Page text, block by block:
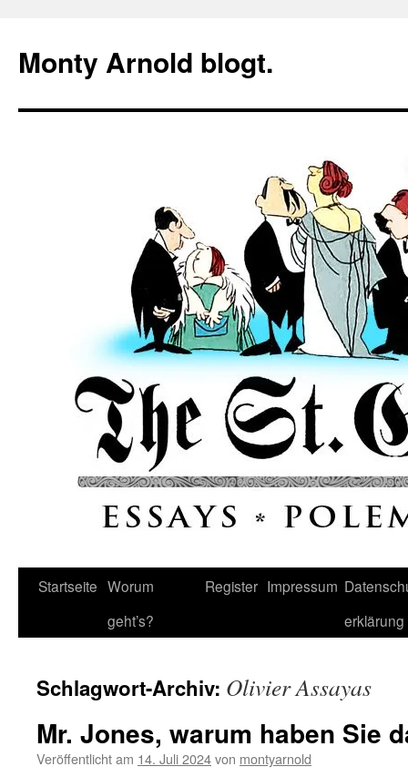
springen
Monty Arnold blogt.
Startseite Worum
geht’s?
Register Impressum
erklärung
Schlagwort-Archiv: Olivier Assayas
Mr. Jones, warum haben Sie
Veröffentlicht am 14. Juli 2024von montyarnold